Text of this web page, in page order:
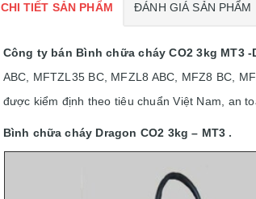
CHI TIẾT SẢN PHẨM ĐÁNH GIÁ SẢN PHẨM
Công ty bán Bình chữa cháy CO2 3kg MT3
ABC, MFTZL35 BC, MFZL8 ABC, MFZ8 BC,
được kiểm định theo tiêu chuẩn Việt Nam, an
Bình chữa cháy Dragon CO2 3kg – MT3 .